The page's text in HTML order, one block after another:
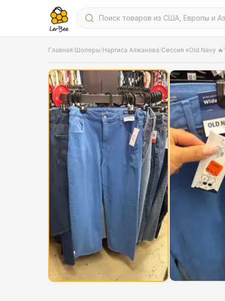
Главная/Шоперы/Наргиса Алжанова/Сессия «Old Navy
📍Фото от шопера· Chicago